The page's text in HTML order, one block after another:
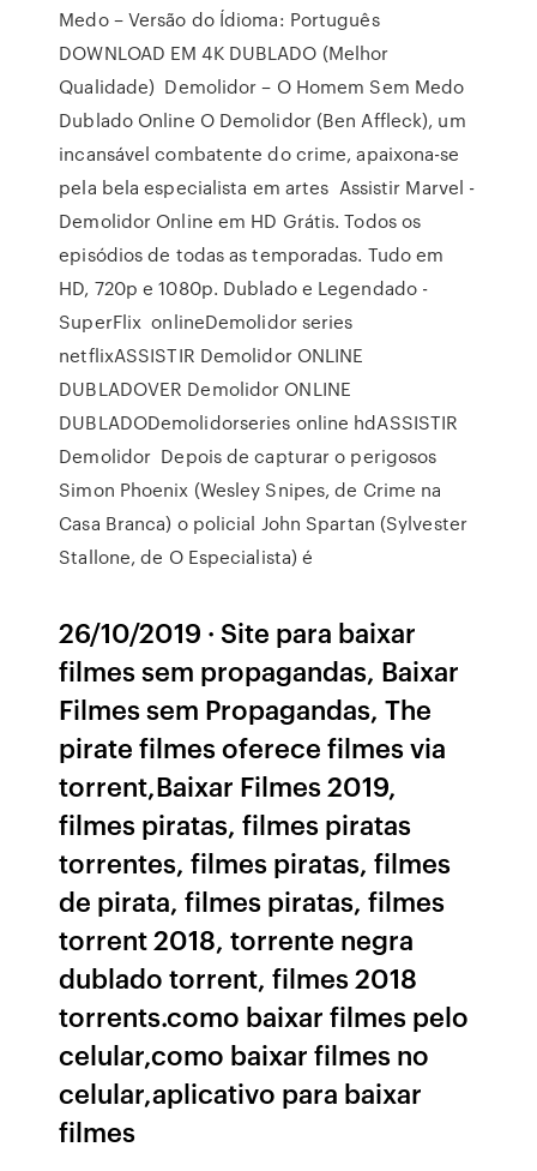
Medo – Versão do Ídioma: Português
DOWNLOAD EM 4K DUBLADO (Melhor
Qualidade) Demolidor – O Homem Sem Medo
Dublado Online O Demolidor (Ben Affleck), um
incansável combatente do crime, apaixona-se
pela bela especialista em artes Assistir Marvel -
Demolidor Online em HD Grátis. Todos os
episódios de todas as temporadas. Tudo em
HD, 720p e 1080p. Dublado e Legendado -
SuperFlix onlineDemolidor series
netflixASSISTIR Demolidor ONLINE
DUBLADOVER Demolidor ONLINE
DUBLADODemolidorseries online hdASSISTIR
Demolidor Depois de capturar o perigosos
Simon Phoenix (Wesley Snipes, de Crime na
Casa Branca) o policial John Spartan (Sylvester
Stallone, de O Especialista) é
26/10/2019 · Site para baixar
filmes sem propagandas, Baixar
Filmes sem Propagandas, The
pirate filmes oferece filmes via
torrent,Baixar Filmes 2019,
filmes piratas, filmes piratas
torrentes, filmes piratas, filmes
de pirata, filmes piratas, filmes
torrent 2018, torrente negra
dublado torrent, filmes 2018
torrents.como baixar filmes pelo
celular,como baixar filmes no
celular,aplicativo para baixar
filmes